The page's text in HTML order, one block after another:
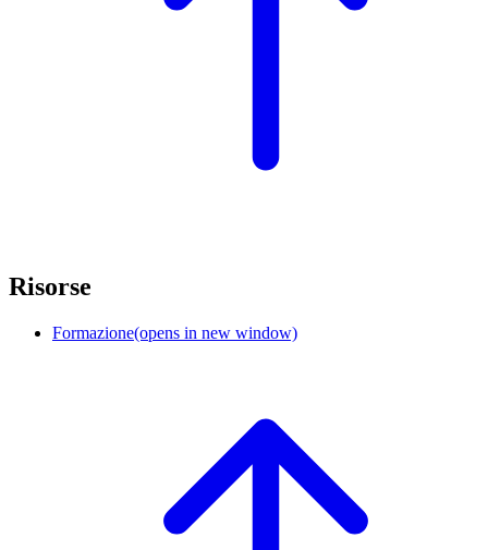
Risorse
Formazione(opens in new window)